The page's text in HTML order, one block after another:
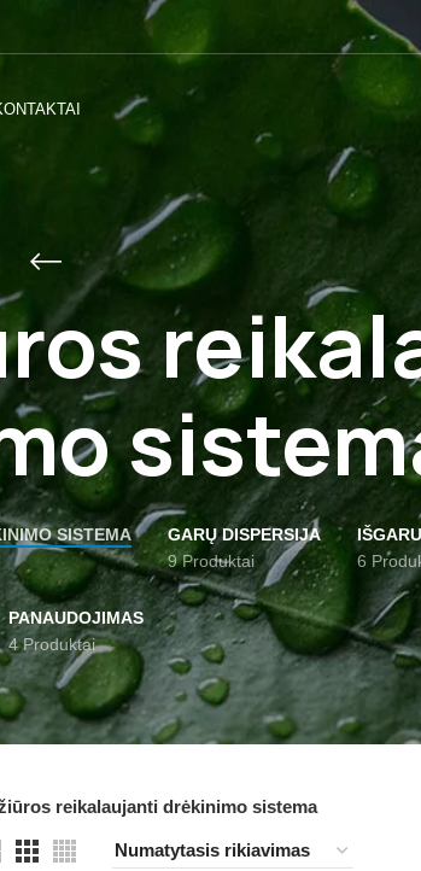
SISTEMA
GARŲ DISPERSIJA
9 Produktai
6
PANAUDOJIMAS
4 Produktai
reikalaujanti drėkinimo sistema